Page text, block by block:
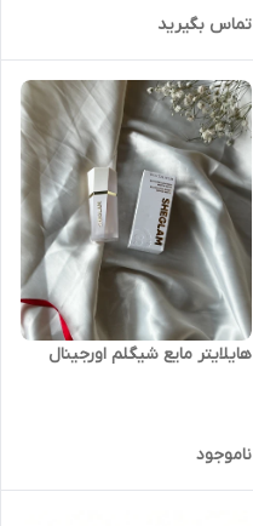
تماس بگیرید
هایلایتر مایع شیگلم اورجینال
ناموجود